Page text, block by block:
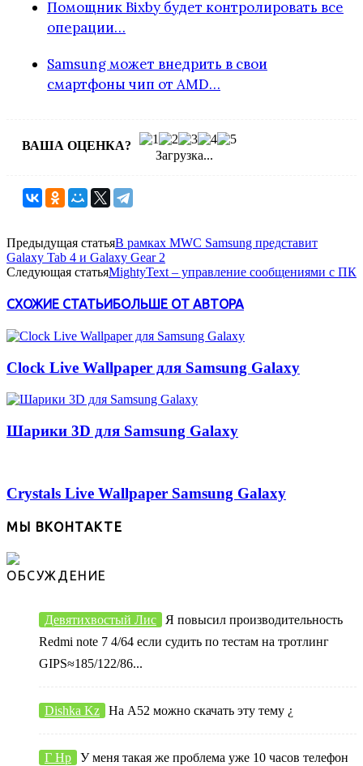
Помощник Bixby будет контролировать все
операции…
Samsung может внедрить в свои
смартфоны чип от AMD…
ВАША ОЦЕНКА?
Загрузка...
Предыдущая статьяВ рамках MWC Samsung представит
Galaxy Tab 4 и Galaxy Gear 2
Следующая статьяMightyText – управление сообщениями с ПК
СХОЖИЕ СТАТЬИБОЛЬШЕ ОТ АВТОРА
Clock Live Wallpaper для Samsung Galaxy
Шарики 3D для Samsung Galaxy
Crystals Live Wallpaper Samsung Galaxy
МЫ ВКОНТАКТЕ
ОБСУЖДЕНИЕ
Девятихвостый Лис
Я повысил производительность
Redmi note 7 4/64 если судить по тестам на тротлинг
GIPS≈185/122/86...
Dishka Kz На А52 можно скачать эту тему ¿
Г Нр
У меня такая же проблема уже 10 часов телефон